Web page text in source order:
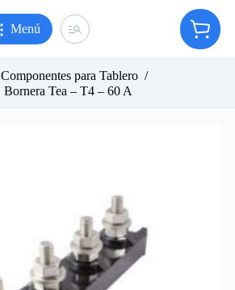
Menú
Carro
de
Componentes para Tablero /
Bornera Tea – T4 – 60 A